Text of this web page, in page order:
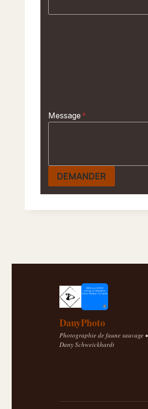
Message *
DEMANDER
DanyPhoto
Photographie de faune sauvage
Dany Schweickhardt